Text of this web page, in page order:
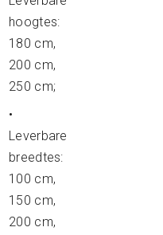
hoogtes:
180 cm,
200 cm,
250 cm;
•
Leverbare
breedtes:
100 cm,
150 cm,
200 cm,